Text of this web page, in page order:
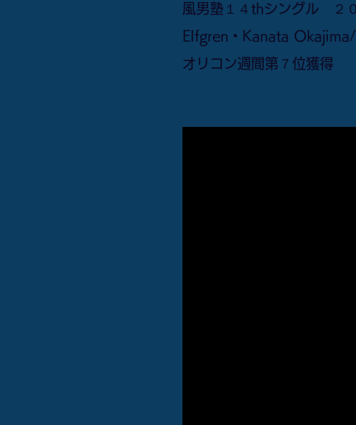
風男塾１４thシングル ２
Elfgren・Kanata
オリコン週間第７位獲得